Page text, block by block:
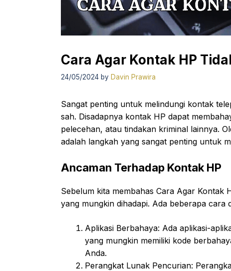
Cara Agar Kontak HP
24/05/2024 by Davin Prawira
Sangat penting untuk melindungi kontak
sah. Disadapnya kontak HP dapat
pelecehan, atau tindakan kriminal lainnya.
adalah langkah yang sangat penting untuk
Ancaman Terhadap Kontak HP
Sebelum kita membahas Cara Agar Kontak
yang mungkin dihadapi. Ada beberapa cara
Aplikasi Berbahaya: Ada aplikasi-
yang mungkin memiliki kode
Anda.
Perangkat Lunak Pencurian: